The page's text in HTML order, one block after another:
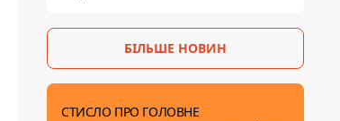
БІЛЬШЕ НОВИН
СТИСЛО ПРО ГОЛОВНЕ